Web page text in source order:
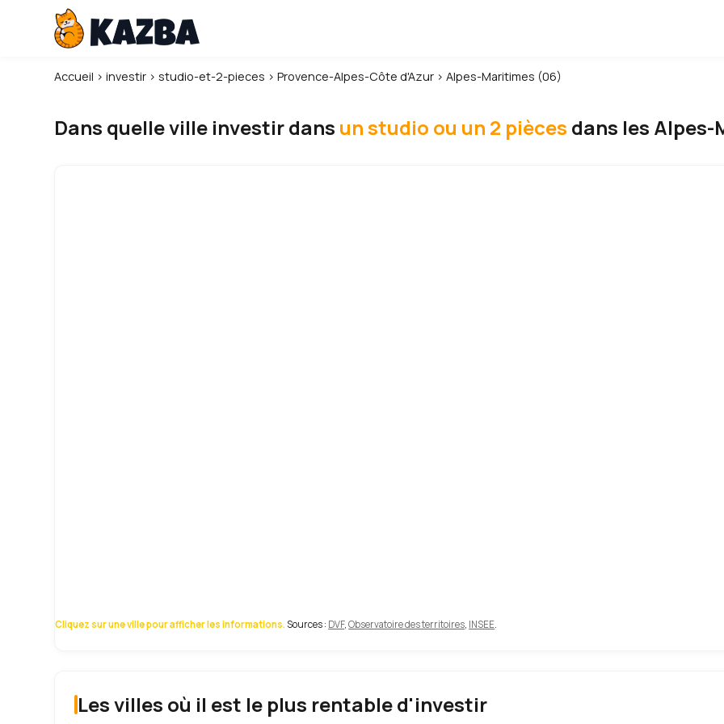
Accueil ›investir ›studio-et-2-pieces ›Provence-Alpes-Côte d'Azur ›Alpes-Maritimes (06)
Dans quelle ville investir dans un studio ou un 2 pièces dans les
Cliquez sur une ville pour afficher les informations. Sources : DVF,Observatoire des territoires, INSEE.
Les villes où il est le plus rentable d'investir